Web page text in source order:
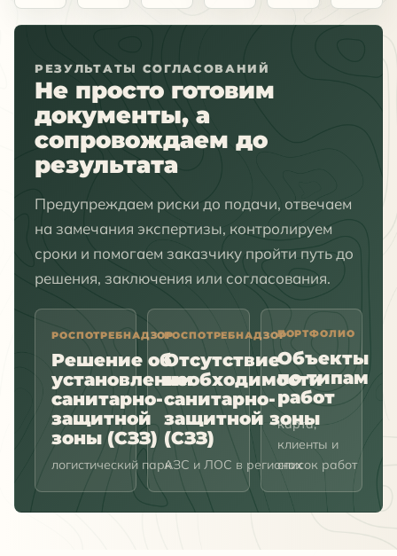
РЕЗУЛЬТАТЫ СОГЛАСОВАНИЙ
Не просто готовим
документы, а
сопровождаем до
результата
Предупреждаем риски до подачи, отвечаем
на замечания экспертизы, контролируем
сроки и помогаем заказчику пройти путь до
решения, заключения или согласования.
РОСПОТРЕБНАДЗОР
Решение об
установлении
санитарно-
защитной
зоны (СЗЗ)
логистический парк
РОСПОТРЕБНАДЗОР
Отсутствие
необходимости
санитарно-
защитной зоны
(СЗЗ)
АЗС и ЛОС в регионах
ПОРТФОЛИО
Объекты
по типам
работ
карта,
клиенты и
список работ